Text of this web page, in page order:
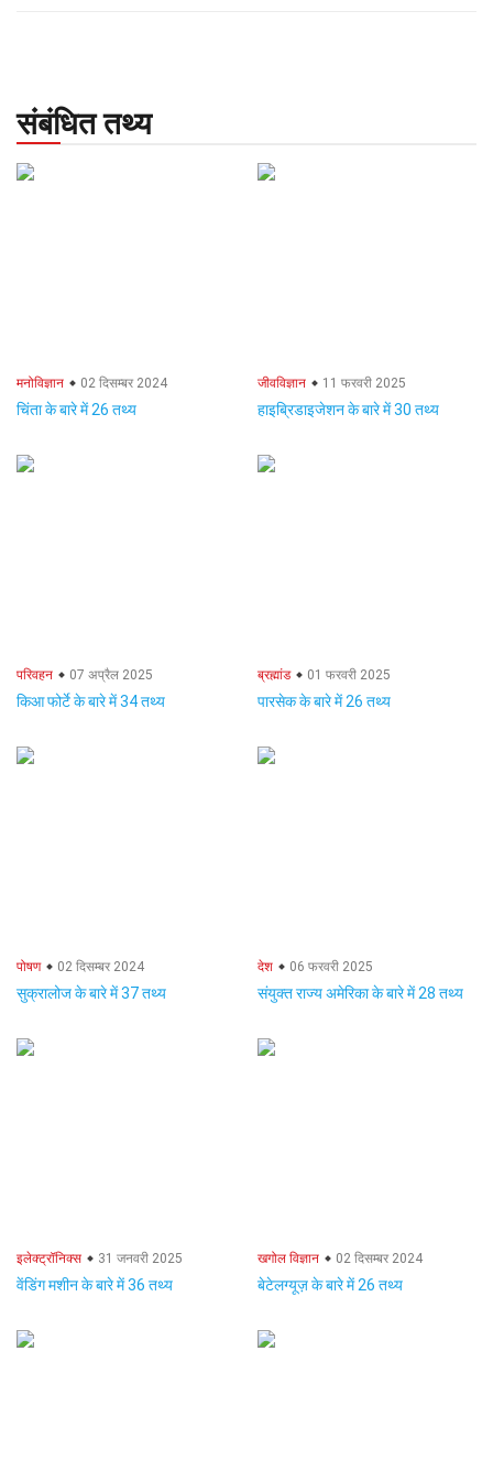
संबंधित तथ्य
मनोविज्ञान 02 दिसम्बर 2024
चिंता के बारे में 26 तथ्य
जीवविज्ञान 11 फरवरी 2025
हाइब्रिडाइजेशन के बारे में 30 तथ्य
परिवहन 07 अप्रैल 2025
किआ फोर्टे के बारे में 34 तथ्य
ब्रह्मांड 01 फरवरी 2025
पारसेक के बारे में 26 तथ्य
पोषण 02 दिसम्बर 2024
सुक्रालोज के बारे में 37 तथ्य
देश 06 फरवरी 2025
संयुक्त राज्य अमेरिका के बारे में 28 तथ्य
इलेक्ट्रॉनिक्स 31 जनवरी 2025
वेंडिंग मशीन के बारे में 36 तथ्य
खगोल विज्ञान 02 दिसम्बर 2024
बेटेलग्यूज़ के बारे में 26 तथ्य